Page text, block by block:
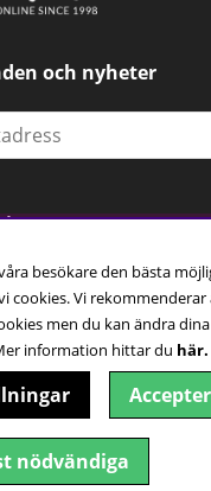
och nyheter
besökare den bästa
cookies. Vi
men du kan ändra
information hittar du här.
nödvändiga